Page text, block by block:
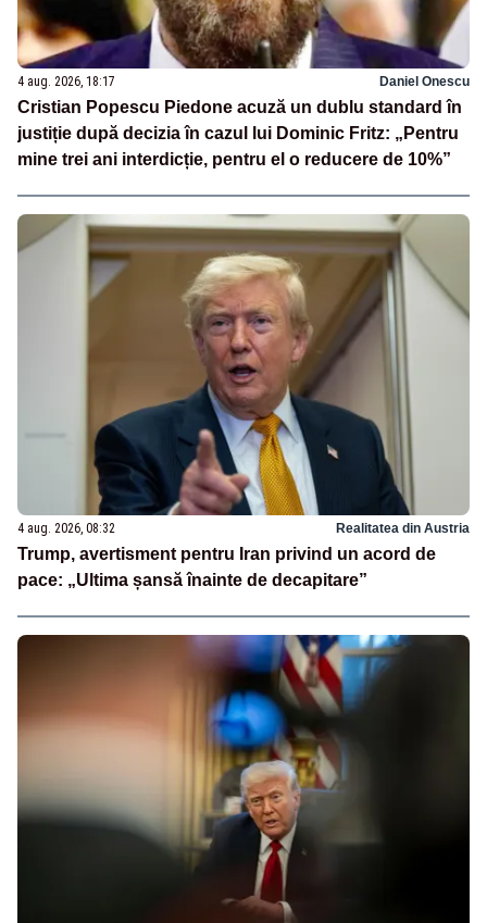
4 aug. 2026, 18:17 Daniel Onescu
Cristian Popescu Piedone acuză un dublu standard în
justiție după decizia în cazul lui Dominic Fritz: „Pentru
mine trei ani interdicție, pentru el o reducere de 10%”
4 aug. 2026, 08:32 Realitatea din Austria
Trump, avertisment pentru Iran privind un acord de
pace: „Ultima șansă înainte de decapitare”